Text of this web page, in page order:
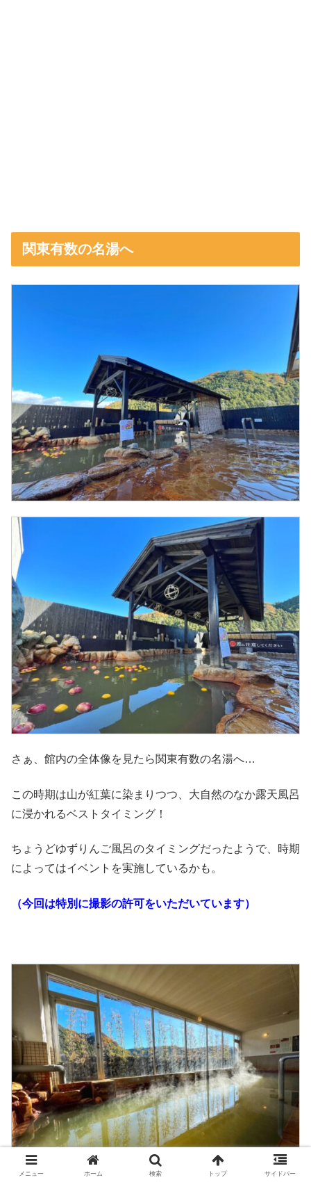
関東有数の名湯へ
さぁ、館内の全体像を見たら関東有数の名湯へ…
この時期は山が紅葉に染まりつつ、大自然のなか露天風呂
に浸かれるベストタイミング！
ちょうどゆずりんご風呂のタイミングだったようで、時期
によってはイベントを実施しているかも。
（今回は特別に撮影の許可をいただいています）
メニュー ホーム 検索 トップ サイドバー